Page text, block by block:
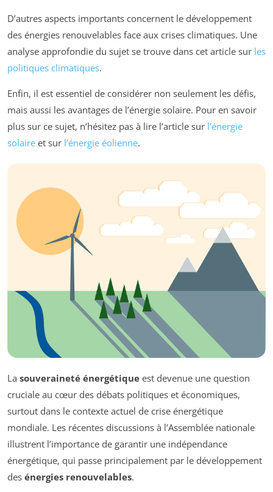
D’autres aspects importants concernent le développement
des énergies renouvelables face aux crises climatiques. Une
analyse approfondie du sujet se trouve dans cet article sur les
politiques climatiques.
Enfin, il est essentiel de considérer non seulement les défis,
mais aussi les avantages de l’énergie solaire. Pour en savoir
plus sur ce sujet, n’hésitez pas à lire l’article sur l’énergie
solaire et sur l’énergie éolienne.
La souveraineté énergétique est devenue une question
cruciale au cœur des débats politiques et économiques,
surtout dans le contexte actuel de crise énergétique
mondiale. Les récentes discussions à l’Assemblée nationale
illustrent l’importance de garantir une indépendance
énergétique, qui passe principalement par le développement
des énergies renouvelables.